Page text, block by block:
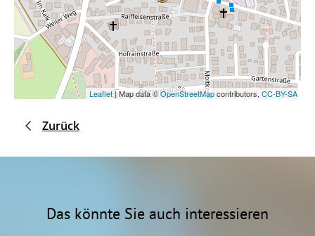
Leaflet| Map data ©OpenStreetMapcontributors, CC-BY-SA
Zurück
Das könnte Sie auch interessieren